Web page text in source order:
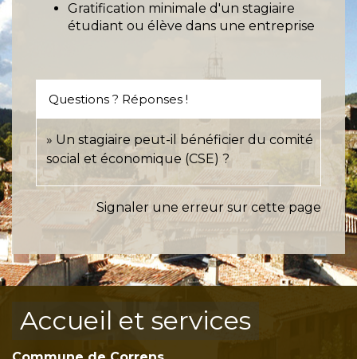
Gratification minimale d'un stagiaire
étudiant ou élève dans une entreprise
Questions ? Réponses !
Un stagiaire peut-il bénéficier du comité
social et économique (CSE) ?
Signaler une erreur sur cette page
Accueil et services